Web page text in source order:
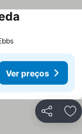
Ver preços
Partilhar